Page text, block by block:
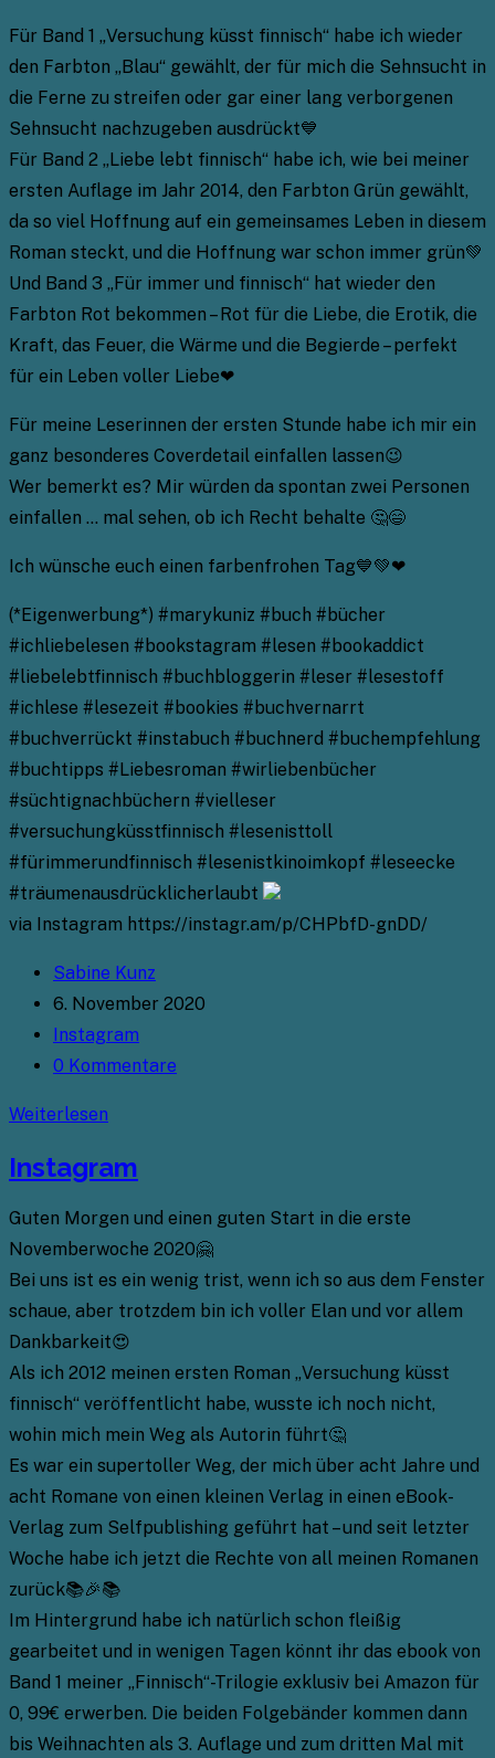
Für Band 1 „Versuchung küsst finnisch“ habe ich wieder
den Farbton „Blau“ gewählt, der für mich die Sehnsucht in
die Ferne zu streifen oder gar einer lang verborgenen
Sehnsucht nachzugeben ausdrückt💙
Für Band 2 „Liebe lebt finnisch“ habe ich, wie bei meiner
ersten Auflage im Jahr 2014, den Farbton Grün gewählt,
da so viel Hoffnung auf ein gemeinsames Leben in diesem
Roman steckt, und die Hoffnung war schon immer grün💚
Und Band 3 „Für immer und finnisch“ hat wieder den
Farbton Rot bekommen – Rot für die Liebe, die Erotik, die
Kraft, das Feuer, die Wärme und die Begierde – perfekt
für ein Leben voller Liebe❤
Für meine Leserinnen der ersten Stunde habe ich mir ein
ganz besonderes Coverdetail einfallen lassen😉
Wer bemerkt es? Mir würden da spontan zwei Personen
einfallen … mal sehen, ob ich Recht behalte 🤔😄
Ich wünsche euch einen farbenfrohen Tag💙💚❤
(*Eigenwerbung*) #marykuniz #buch #bücher
#ichliebelesen #bookstagram #lesen #bookaddict
#liebelebtfinnisch #buchbloggerin #leser #lesestoff
#ichlese #lesezeit #bookies #buchvernarrt
#buchverrückt #instabuch #buchnerd #buchempfehlung
#buchtipps #Liebesroman #wirliebenbücher
#süchtignachbüchern #vielleser
#versuchungküsstfinnisch #lesenisttoll
#fürimmerundfinnisch #lesenistkinoimkopf #leseecke
#träumenausdrücklicherlaubt
via Instagram https://instagr.am/p/CHPbfD-gnDD/
Beitrags-
Autor:
Sabine Kunz
Beitrag
veröffentlicht:
6. November 2020
Beitrags-
Kategorie:
Instagram
Beitrags-
0 Kommentare
Weiterlesen
Instagram
Guten Morgen und einen guten Start in die erste
Novemberwoche 2020🤗
Bei uns ist es ein wenig trist, wenn ich so aus dem Fenster
schaue, aber trotzdem bin ich voller Elan und vor allem
Dankbarkeit😍
Als ich 2012 meinen ersten Roman „Versuchung küsst
finnisch“ veröffentlicht habe, wusste ich noch nicht,
wohin mich mein Weg als Autorin führt🤔
Es war ein supertoller Weg, der mich über acht Jahre und
acht Romane von einen kleinen Verlag in einen eBook-
Verlag zum Selfpublishing geführt hat – und seit letzter
Woche habe ich jetzt die Rechte von all meinen Romanen
zurück📚🎉📚
Im Hintergrund habe ich natürlich schon fleißig
gearbeitet und in wenigen Tagen könnt ihr das ebook von
Band 1 meiner „Finnisch“-Trilogie exklusiv bei Amazon für
0, 99€ erwerben. Die beiden Folgebänder kommen dann
bis Weihnachten als 3. Auflage und zum dritten Mal mit